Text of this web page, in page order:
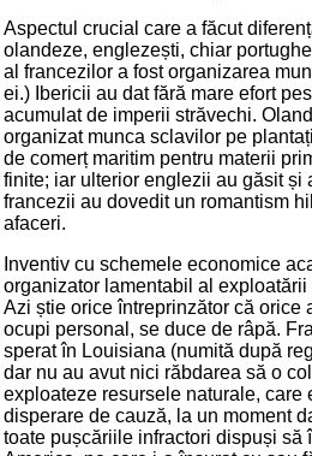
Aspectul crucial care a făcut
olandeze, englezești, chiar
al francezilor a fost organizarea
ei.) Ibericii au dat fără mare efort
acumulat de imperii străvechi.
organizat munca sclavilor pe
de comerț maritim pentru materii
finite; iar ulterior englezii au găsit și
francezii au dovedit un romantism
afaceri.
Inventiv cu schemele economice
organizator lamentabil al
Azi știe orice întreprinzător că orice
ocupi personal, se duce de râpă.
sperat în Louisiana (numită după
dar nu au avut nici răbdarea să o
exploateze resursele naturale, care
disperare de cauză, la un moment
toate pușcăriile infractori dispuși să